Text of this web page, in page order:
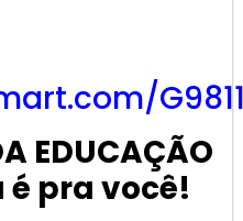
.com/
EDUCAÇÃO
é pra você!